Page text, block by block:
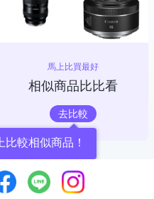
馬上比買最好
相似商品比比看
去比較
較相似商品！